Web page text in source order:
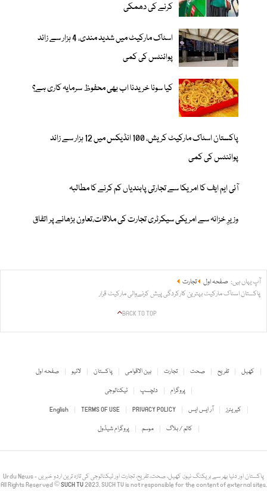
کرنے کی دھمکی
اسٹاک مارکیٹ میں شدید مندی، 4 ہزار سے زائد
پوائنٹس کی کمی
کیا سونا خریدنا اب بھی محفوظ سرمایہ کاری ہے؟
پاکستان اسٹاک مارکیٹ کریش، 100 انڈیکس میں 12 ہزار سے زائد
پوائنٹس کی کمی
آئی ایم ایف کا امریکا سے تجارتی پابندیاں کم کرنے کا مطالبہ
وزیرِ خزانہ سے امریکی سیکرٹری تجارت کی ملاقات،تعاون بڑھانے پر اتفاق
آپ یہاں ہیں: صفحہ اول
تجارت
پاکستان اسٹاک مارکیٹ بہترین کارکردگی پیش کرنےوالی مارکیٹ قرار
BACK TO TOP
صفحہ اول لائیو پاکستان بین الاقوامی تجارت صحت تفریح
کھیل
ٹیکنالوجی
دلچسپ
پروگرام
English
TERMS OF USE PRIVACY POLICY آر ایس ایس
کیریئرز
پروگرام شیڈول
موسم کالم / بلاگ
Urdu News - پاکستان اور دنیا بھر سے بریکنگ نیوز، کھیل، صحت، تفریح، تجارت اور ٹیکنالوجی کی تازہ ترین اردو خبریں
All Rights Reserved ©SUCH TV2023. SUCH TV is not responsible for the content of external sites.